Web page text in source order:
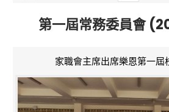
第一屆常務委員會
家職會主席出席樂恩第一屆